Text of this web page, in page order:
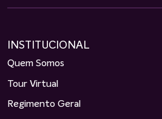
INSTITUCIONAL
Quem Somos
Tour Virtual
Regimento Geral